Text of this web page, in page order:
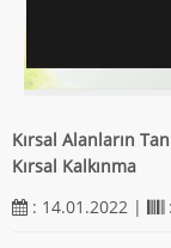
Kırsal Alanların
Kırsal Kalkınma
: 14.01.2022 |